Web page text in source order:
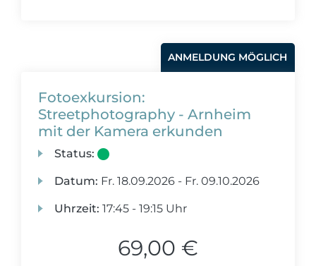
ANMELDUNG MÖGLICH
Fotoexkursion:
Streetphotography - Arnheim
mit der Kamera erkunden
Status:
Datum: Fr. 18.09.2026 - Fr. 09.10.2026
Uhrzeit: 17:45 - 19:15 Uhr
69,00 €